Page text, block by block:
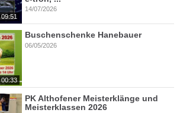
09:51
14/07/2026
00:33
Buschenschenke Hanebauer
06/05/2026
PK Althofener Meisterklänge und
Meisterklassen 2026